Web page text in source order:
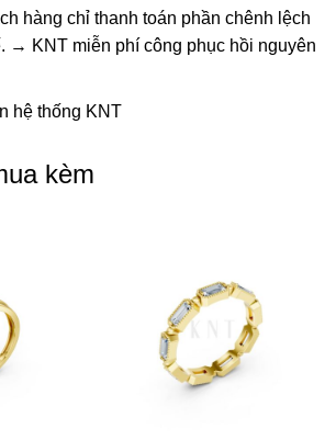
hàng chỉ thanh toán phần chênh lệch
→ KNT miễn phí công phục hồi nguyên
hệ thống KNT
kèm